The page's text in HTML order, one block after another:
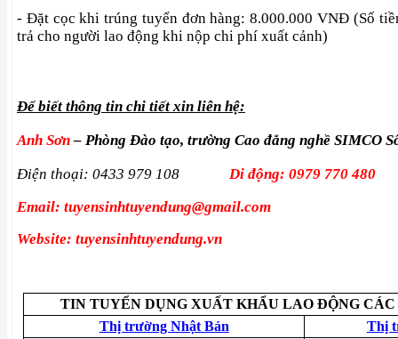
- Đặt cọc khi trúng tuyển đơn hàng: 8.000.000 VNĐ (Số
trả cho người lao động khi nộp chi phí xuất cảnh)
Để biết thông tin chi tiết xin liên hệ:
Anh Sơn– Phòng Đào tạo, trường Cao đẳng nghề SIMCO
Điện thoại: 0433 979 108 Di động: 0979 770 480
Email: tuyensinhtuyendung@gmail.com
Website: tuyensinhtuyendung.vn
TIN TUYỂN DỤNG XUẤT KHẨU LAO ĐỘNG
Thị trường Nhật Bản
Thị